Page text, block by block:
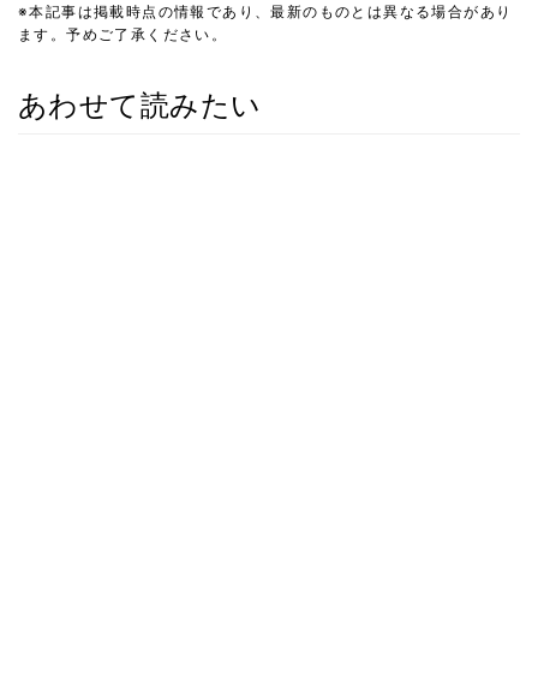
※本記事は掲載時点の情報であり、最新のものとは異なる場合があり
ます。予めご了承ください。
あわせて読みたい